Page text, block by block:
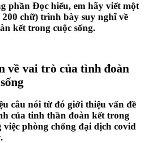
phần Đọc hiểu, em hãy viết một
chữ) trình bày suy nghĩ về
kết trong cuộc sống.
về vai trò của tình đoàn
câu nói từ đó giới thiệu vấn đề
của tinh thần đoàn kết trong
việc phòng chống đại dịch covid